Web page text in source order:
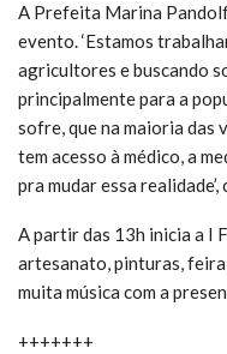
A Prefeita Marina
evento. ‘Estamos
agricultores e buscando
principalmente para a
sofre, que na maioria das
tem acesso à médico, a
pra mudar essa
A partir das 13h inicia a I
artesanato, pinturas,
muita música com a
+++++++